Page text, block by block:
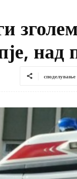
над
споделување